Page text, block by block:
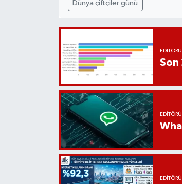
Dünya çiftçiler günü
Son